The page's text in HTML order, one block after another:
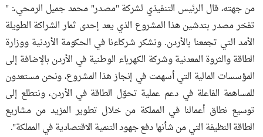
من جهته، قال الرئيس التنفيذي لشركة "مصدر" محمد جميل الرمحي،: "
تفخر مصدر بتدشين هذا المشروع الذي يعد إحدى ثمار الشراكة الطويلة
الأمد التي تجمعنا بالأردن. ونشكر شركاءنا في الحكومة الأردنية ووزارة
الطاقة والثروة المعدنية وشركة الكهرباء الوطنية في الأردن بالإضافة إلى
المؤسسات المالية التي أسهمت في إنجاز هذا المشروع، ونحن مستعدون
للمساهمة الفاعلة في دعم عملية تحوّل الطاقة في الأردن، ونتطلع إلى
توسيع نطاق أعمالنا في المملكة من خلال تطوير المزيد من مشاريع
الطاقة النظيفة التي من شأنها دفع جهود التنمية الاقتصادية في المملكة".